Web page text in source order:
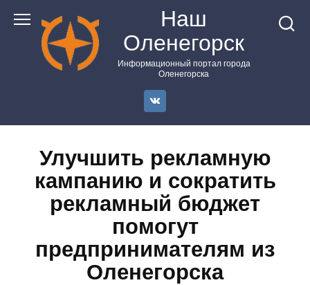
контенту
Наш
Оленегорск
Информационный портал города
Оленегорска
Улучшить рекламную
кампанию и сократить
рекламный бюджет
помогут
предпринимателям из
Оленегорска